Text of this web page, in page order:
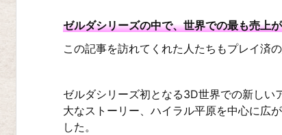
イ
フ
ス
ゼルダシリーズの中で、世界での最も売上
この記事を訪れてくれた人たちもプレイ済
ゼルダシリーズ初となる3D世界での新し
大なストーリー、ハイラル平原を中心に広
した。